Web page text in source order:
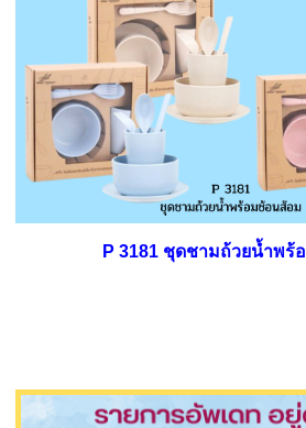
P 3181 ชุดชามถ้วยน้ำพร้